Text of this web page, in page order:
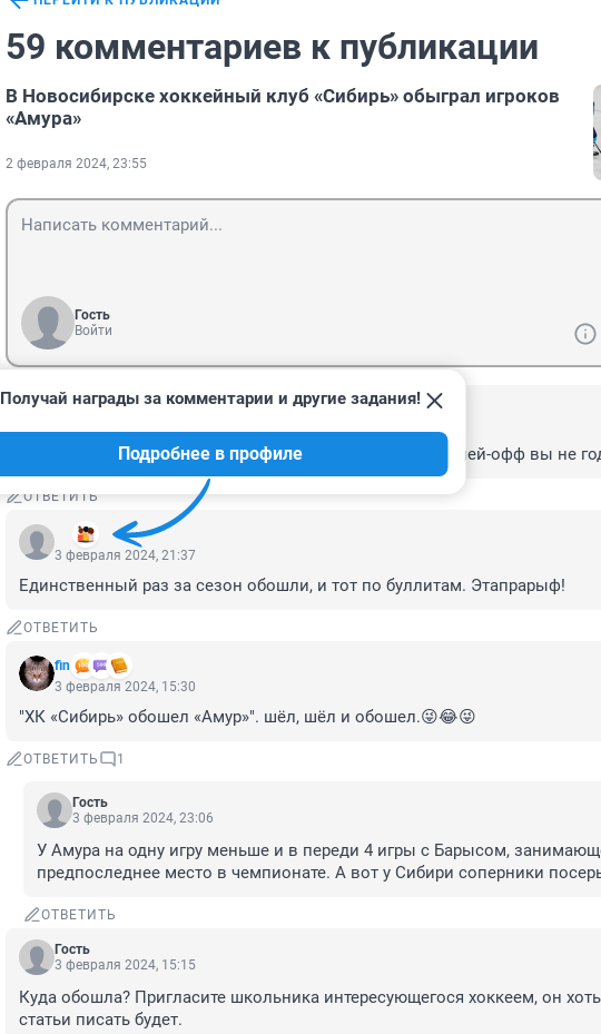
59 комментариев к публикации
В Новосибирске хоккейный клуб «Сибирь» обыграл игроков
«Амура»
2 февраля 2024, 23:55
Гость
Войти
Гость
И.А.Крылов : А вы, друзья, как ни стремитесь, но для плей-офф вы не
ОТВЕТИТЬ
Получай награды за комментарии и другие задания!
Подробнее в профиле
3 февраля 2024, 21:37
Единственный раз за сезон обошли, и тот по буллитам. Этапрарыф!
ОТВЕТИТЬ
fin
3 февраля 2024, 15:30
"ХК «Сибирь» обошел «Амур»". шёл, шёл и обошел.😜😂😜
ОТВЕТИТЬ 1
Гость
3 февраля 2024, 23:06
У Амура на одну игру меньше и в переди 4 игры с Барысом,
предпоследнее место в чемпионате. А вот у Сибири соперники
ОТВЕТИТЬ
Гость
3 февраля 2024, 15:15
Куда обошла? Пригласите школьника интересующегося хоккеем, он
статьи писать будет.